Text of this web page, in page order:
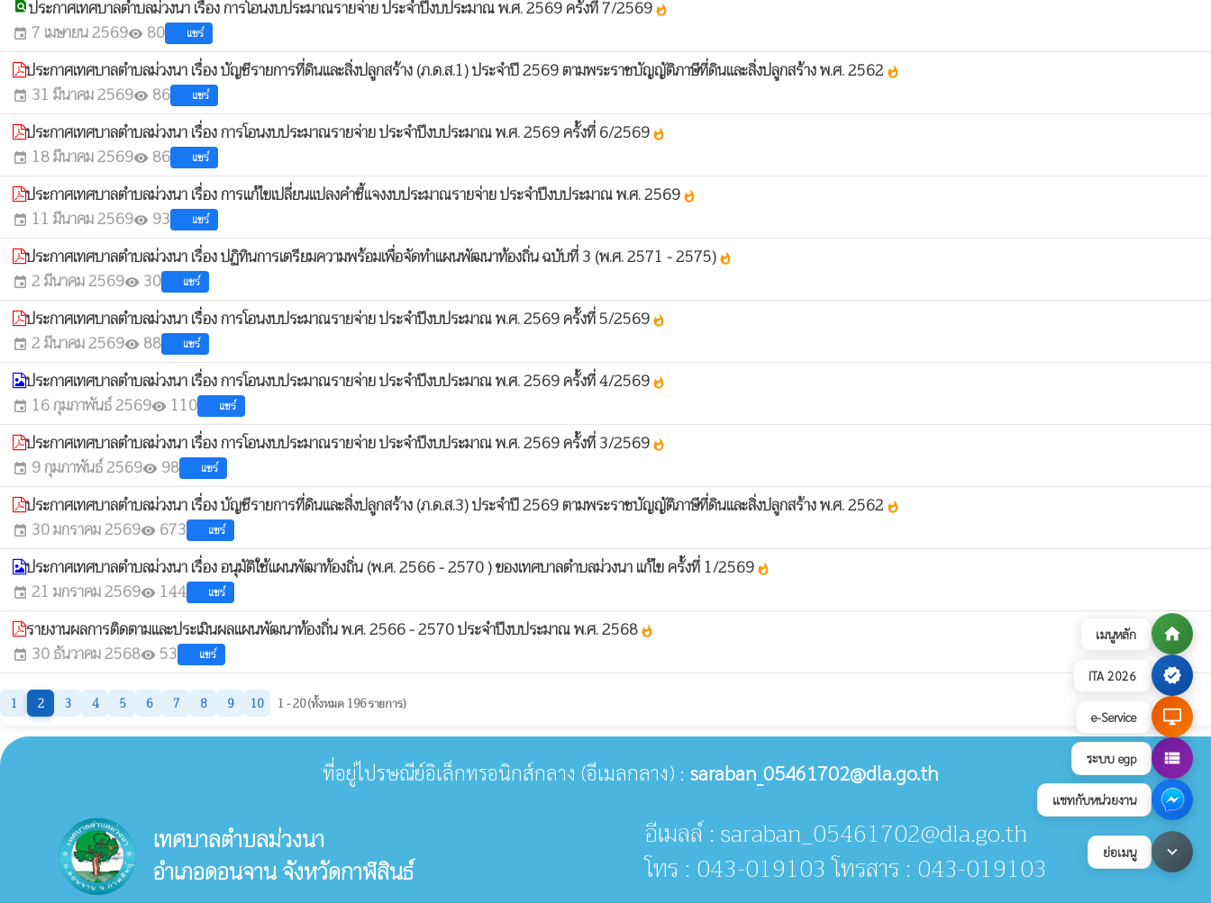
เมนูหลัก home
ITA 2026 verified
e-Service desktop_windows
ระบบ egp view_list
แชทกับหน่วยงาน
ย่อเมนู keyboard_arrow_down
find_in_pageประกาศเทศบาลตำบลม่วงนา เรื่อง การโอนงบประมาณรายจ่าย ประจำปีงบประมาณ พ.ศ. 2569 ครั้งที่ 7/2569 whatshot
event 7 เมษายน 2569visibility 80 แชร์
ประกาศเทศบาลตำบลม่วงนา เรื่อง บัญชีรายการที่ดินและสิ่งปลูกสร้าง (ภ.ด.ส.1) ประจำปี 2569 ตามพระราชบัญญัติภาษีที่ดินและสิ่งปลูกสร้าง พ.ศ. 2562 whatshot
event 31 มีนาคม 2569visibility 86 แชร์
ประกาศเทศบาลตำบลม่วงนา เรื่อง การโอนงบประมาณรายจ่าย ประจำปีงบประมาณ พ.ศ. 2569 ครั้งที่ 6/2569 whatshot
event 18 มีนาคม 2569visibility 86 แชร์
ประกาศเทศบาลตำบลม่วงนา เรื่อง การแก้ไขเปลี่ยนแปลงคำชี้แจงงบประมาณรายจ่าย ประจำปีงบประมาณ พ.ศ. 2569 whatshot
event 11 มีนาคม 2569visibility 93 แชร์
ประกาศเทศบาลตำบลม่วงนา เรื่อง ปฏิทินการเตรียมความพร้อมเพื่อจัดทำแผนพัฒนาท้องถิ่น ฉบับที่ 3 (พ.ศ. 2571 - 2575) whatshot
event 2 มีนาคม 2569visibility 30 แชร์
ประกาศเทศบาลตำบลม่วงนา เรื่อง การโอนงบประมาณรายจ่าย ประจำปีงบประมาณ พ.ศ. 2569 ครั้งที่ 5/2569 whatshot
event 2 มีนาคม 2569visibility 88 แชร์
ประกาศเทศบาลตำบลม่วงนา เรื่อง การโอนงบประมาณรายจ่าย ประจำปีงบประมาณ พ.ศ. 2569 ครั้งที่ 4/2569 whatshot
event 16 กุมภาพันธ์ 2569visibility 110 แชร์
ประกาศเทศบาลตำบลม่วงนา เรื่อง การโอนงบประมาณรายจ่าย ประจำปีงบประมาณ พ.ศ. 2569 ครั้งที่ 3/2569 whatshot
event 9 กุมภาพันธ์ 2569visibility 98 แชร์
ประกาศเทศบาลตำบลม่วงนา เรื่อง บัญชีรายการที่ดินและสิ่งปลูกสร้าง (ภ.ด.ส.3) ประจำปี 2569 ตามพระราชบัญญัติภาษีที่ดินและสิ่งปลูกสร้าง พ.ศ. 2562 whatshot
event 30 มกราคม 2569visibility 673 แชร์
ประกาศเทศบาลตำบลม่วงนา เรื่อง อนุมัติใช้แผนพัฒาท้องถิ่น (พ.ศ. 2566 - 2570 ) ของเทศบาลตำบลม่วงนา แก้ไข ครั้งที่ 1/2569 whatshot
event 21 มกราคม 2569visibility 144 แชร์
รายงานผลการติดตามและประเมินผลแผนพัฒนาท้องถิ่น พ.ศ. 2566 - 2570 ประจำปีงบประมาณ พ.ศ. 2568 whatshot
event 30 ธันวาคม 2568visibility 53 แชร์
1 2 3 4 5 6 7 8 9 10 1 - 20 (ทั้งหมด 196 รายการ)
ที่อยู่ไปรษณีย์อิเล็กทรอนิกส์กลาง (อีเมลกลาง) : saraban_05461702@dla.go.th
เทศบาลตำบลม่วงนา
อำเภอดอนจาน จังหวัดกาฬสินธ์
อีเมลล์ : saraban_05461702@dla.go.th
โทร : 043-019103 โทรสาร : 043-019103